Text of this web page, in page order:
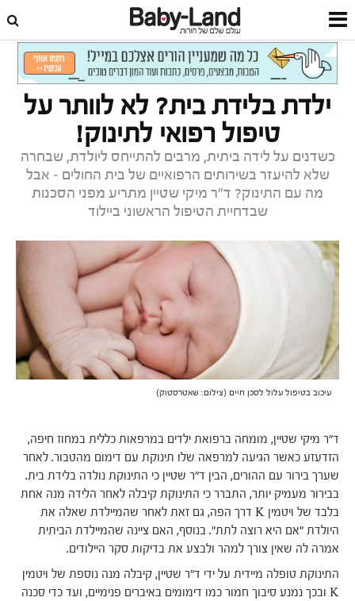
לאחר לידה
ילדת בלידת בית? לא לוותר על
טיפול רפואי לתינוק!
כשדנים על לידה ביתית, מרבים להתייחס ליולדת, שבחרה
שלא להיעזר בשירותים הרפואיים של בית החולים – אבל
מה עם התינוק? ד"ר מיקי שטיין מתריע מפני הסכנות
שבדחיית הטיפול הראשוני ביילוד
עיכוב בטיפול עלול לסכן חיים (צילום: שאטרסטוק)
ד"ר מיקי שטיין, מומחה ברפואת ילדים במרפאות כללית במחוז חיפה,
הזדעזע כאשר הגיעה למרפאה שלו תינוקת עם דימום מהטבור. לאחר
שערך בירור עם ההורים, הבין ד"ר שטיין כי התינוקת נולדה בלידת בית.
בבירור מעמיק יותר, התברר כי התינוקת קיבלה לאחר הלידה מנה אחת
בלבד של ויטמין K דרך הפה, גם זאת לאחר שהמיילדת שאלה את
היולדת "אם היא רוצה לתת". בנוסף, האם ציינה שהמיילדת הביתית
אמרה לה שאין צורך למהר ולבצע את בדיקות סקר היילודים.
התינוקת טופלה מיידית על ידי ד"ר שטיין, קיבלה מנה נוספת של ויטמין
K ובכך נמנע סיבוך חמור כמו דימומים באיברים פנימיים, ועד כדי סכנה